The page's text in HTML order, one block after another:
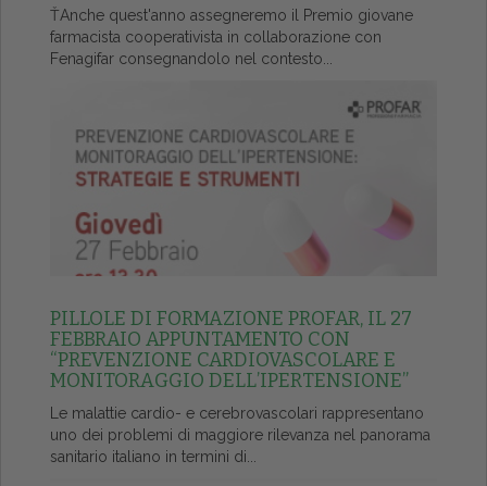
ŤAnche quest'anno assegneremo il Premio giovane
farmacista cooperativista in collaborazione con
Fenagifar consegnandolo nel contesto...
PILLOLE DI FORMAZIONE PROFAR, IL 27
FEBBRAIO APPUNTAMENTO CON
“PREVENZIONE CARDIOVASCOLARE E
MONITORAGGIO DELL’IPERTENSIONE”
Le malattie cardio- e cerebrovascolari rappresentano
uno dei problemi di maggiore rilevanza nel panorama
sanitario italiano in termini di...